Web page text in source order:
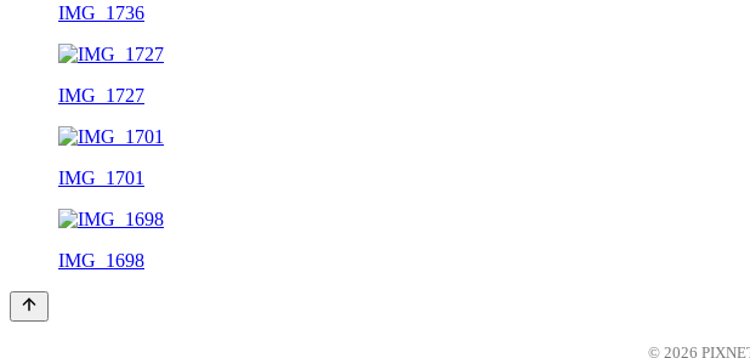
IMG_1736
IMG_1727
IMG_1701
IMG_1698
© 2026